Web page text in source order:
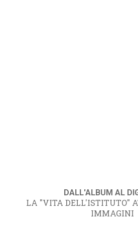
DALL'ALBUM AL
LA "VITA DELL'ISTITUTO"
IMMAGINI